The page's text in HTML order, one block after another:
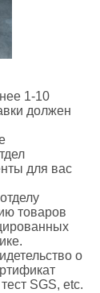
1-10
должен
для вас
товаров
о
SGS, etc.